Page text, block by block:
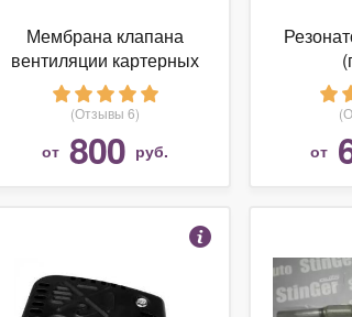
Мембрана клапана
вентиляции картерных
газов Renault, Nissan,
Opel
(Отзывы 6)
от 800 руб. от